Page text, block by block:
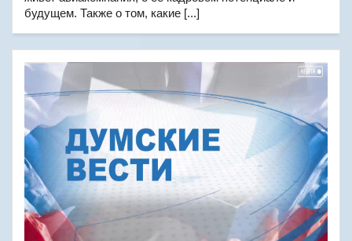
будущем. Также о том, какие [...]